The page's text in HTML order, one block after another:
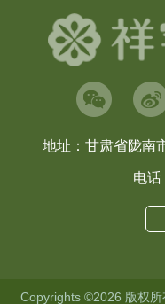
地址：甘肃省陇南
电
Copyrights ©2026 版权所